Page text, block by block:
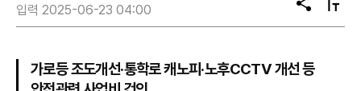
입력 2025-06-23 04:00
공
유
텍
스
가로등 조도개선·통학로 캐노피·노후CCTV 개선 등